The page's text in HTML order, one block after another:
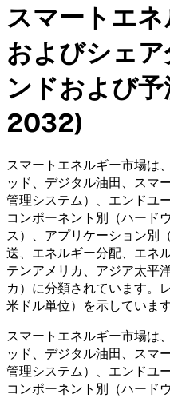
スマートエ
およびシェ
ンドおよび
2032)
スマートエネルギー市場は
ッド、デジタル油田、スマ
管理システム）、エンドユ
コンポーネント別（ハード
ス）、アプリケーション別
送、エネルギー分配、エネ
テンアメリカ、アジア太平
カ）に分類されています。
米ドル単位）を示しています
スマートエネルギー市場は
ッド、デジタル油田、スマ
管理システム）、エンドユ
コンポーネント別（ハード